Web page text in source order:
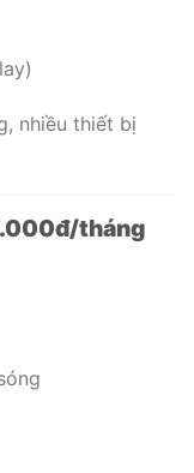
nhiều thiết bị
tháng